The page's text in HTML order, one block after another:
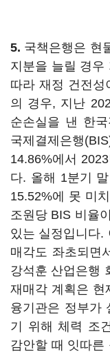
5. 국책은행은 현
지분을 늘릴 경우
따라 재정 건전성
의 경우, 지난
순손실을 낸 한
국제결제은행
14.86%에서
다. 올해 1분기
15.52%에 못 미
조원당 BIS 비율
있는 실정입니다.
매각도 좌초되면
강석훈 산업은행
재매각 계획은 현
융기관은 정부가
기 위해 체력 조
감안할 때 잇따른